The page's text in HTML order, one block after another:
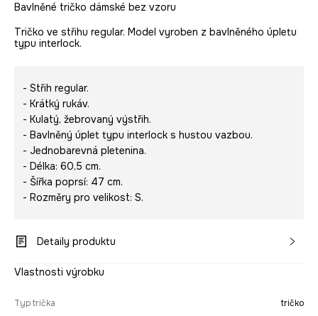
Bavlněné tričko dámské bez vzoru
Tričko ve střihu regular. Model vyroben z bavlněného úpletu
typu interlock.
- Střih regular.
- Krátký rukáv.
- Kulatý, žebrovaný výstřih.
- Bavlněný úplet typu interlock s hustou vazbou.
- Jednobarevná pletenina.
- Délka: 60,5 cm.
- Šířka poprsí: 47 cm.
- Rozměry pro velikost: S.
Detaily produktu
Vlastnosti výrobku
Typ trička tričko